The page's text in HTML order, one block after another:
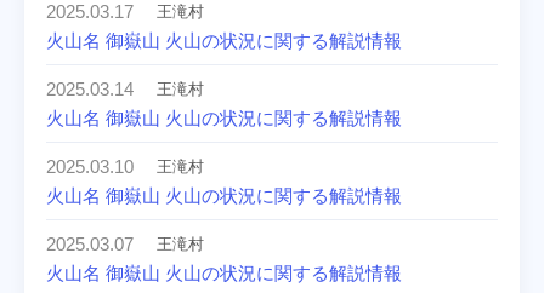
王滝村
2025.03.17
火山名 御嶽山 火山の状況に関する解説情報
王滝村
2025.03.14
火山名 御嶽山 火山の状況に関する解説情報
王滝村
2025.03.10
火山名 御嶽山 火山の状況に関する解説情報
王滝村
2025.03.07
火山名 御嶽山 火山の状況に関する解説情報